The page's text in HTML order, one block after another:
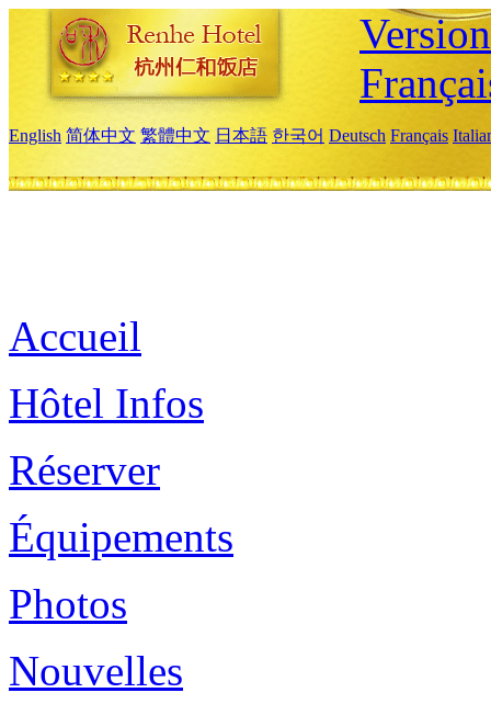
English 简体中文 繁體中文 日本語 한국어 Deutsch Français
Accueil
Hôtel Infos
Réserver
Équipements
Photos
Nouvelles